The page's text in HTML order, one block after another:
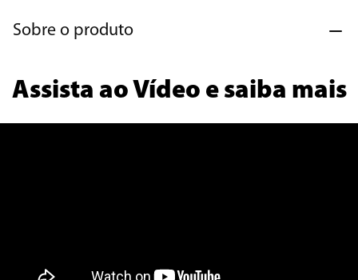
Sobre o produto
Assista ao Vídeo e saiba mais